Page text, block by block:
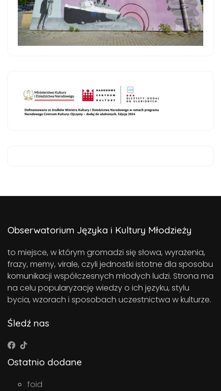
Obserwatorium Języka i Kultury Młodzieży
to miejsce, w którym gromadzi się słowa, wyrażenia,
frazy, memy, virale, czyli jednostki istotne dla sposobu
komunikacji współczesnych młodych ludzi. Strona ma
na celu popularyzację wiedzy o ich języku, stylu
bycia, wzorach i sposobach uczestnictwa w kulturze.
Śledź nas
Ostatnio dodane
foid